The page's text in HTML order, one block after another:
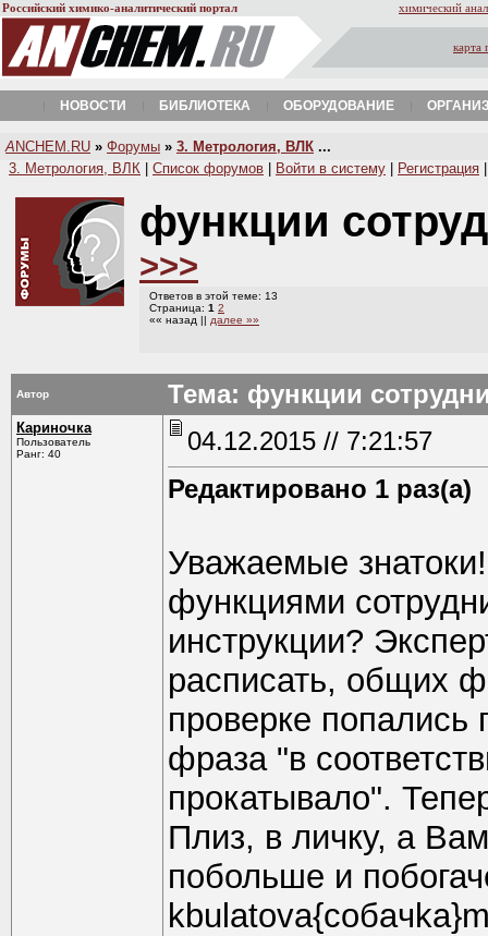
Российский химико-аналитический портал химический
карта
НОВОСТИ БИБЛИОТЕКА ОБОРУДОВАНИЕ
A NCHEM.RU » Форумы » 3. Метрология, ВЛК ...
3. Метрология, ВЛК
Список форумов Войти в систему Регистрация
функции
>>>
Ответов в этой теме: 13
Страница: 1 2
«« назад || далее »»
Автор Тема: функции
Кариночка
Пользователь
Ранг: 40
04.12.2015 // 7:21:57
Редактировано 1 раз(а)
Уважаемые
функциями
инструкции?
расписать, общих
проверке попались
фраза "в
прокатывало".
Плиз, в личку, а
побольше и